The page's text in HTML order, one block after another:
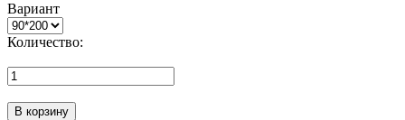
Вариант
Количество:
В корзину